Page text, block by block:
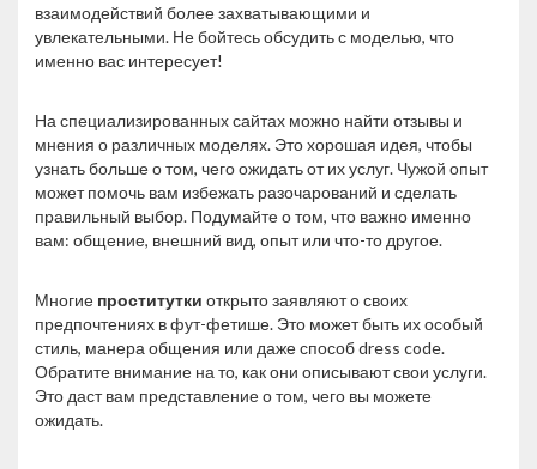
взаимодействий более захватывающими и
увлекательными. Не бойтесь обсудить с моделью, что
именно вас интересует!
На специализированных сайтах можно найти отзывы и
мнения о различных моделях. Это хорошая идея, чтобы
узнать больше о том, чего ожидать от их услуг. Чужой опыт
может помочь вам избежать разочарований и сделать
правильный выбор. Подумайте о том, что важно именно
вам: общение, внешний вид, опыт или что-то другое.
Многие проститутки открыто заявляют о своих
предпочтениях в фут-фетише. Это может быть их особый
стиль, манера общения или даже способ dress code.
Обратите внимание на то, как они описывают свои услуги.
Это даст вам представление о том, чего вы можете
ожидать.